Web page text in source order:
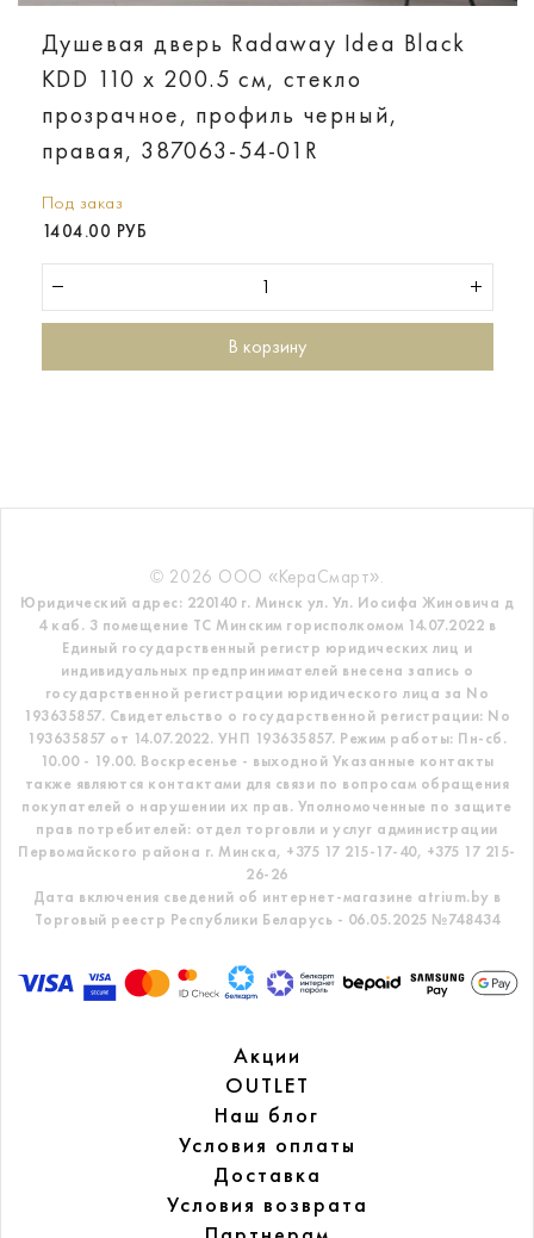
Душевая дверь Radaway Idea Black
KDD 110 х 200.5 см, стекло
прозрачное, профиль черный,
правая, 387063-54-01R
Под заказ
1404.00 РУБ
В корзину
© 2026 ООО «КераСмарт».
Юридический адрес: 220140 г. Минск ул. Ул. Иосифа Жиновича д
4 каб. 3 помещение ТС Минским горисполкомом 14.07.2022 в
Единый государственный регистр юридических лиц и
индивидуальных предпринимателей внесена запись о
государственной регистрации юридического лица за No
193635857. Свидетельство о государственной регистрации: No
193635857 от 14.07.2022. УНП 193635857. Режим работы: Пн-сб.
10.00 - 19.00. Воскресенье - выходной Указанные контакты
также являются контактами для связи по вопросам обращения
покупателей о нарушении их прав. Уполномоченные по защите
прав потребителей: отдел торговли и услуг администрации
Первомайского района г. Минска, +375 17 215-17-40, +375 17 215-
26-26
Дата включения сведений об интернет-магазине atrium.by в
Торговый реестр Республики Беларусь - 06.05.2025 №748434
Акции
OUTLET
Наш блог
Условия оплаты
Доставка
Условия возврата